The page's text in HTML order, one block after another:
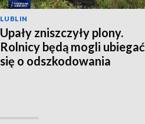
LUBLIN
Upały zniszczyły plony.
Rolnicy będą mogli ubiegać
się o odszkodowania